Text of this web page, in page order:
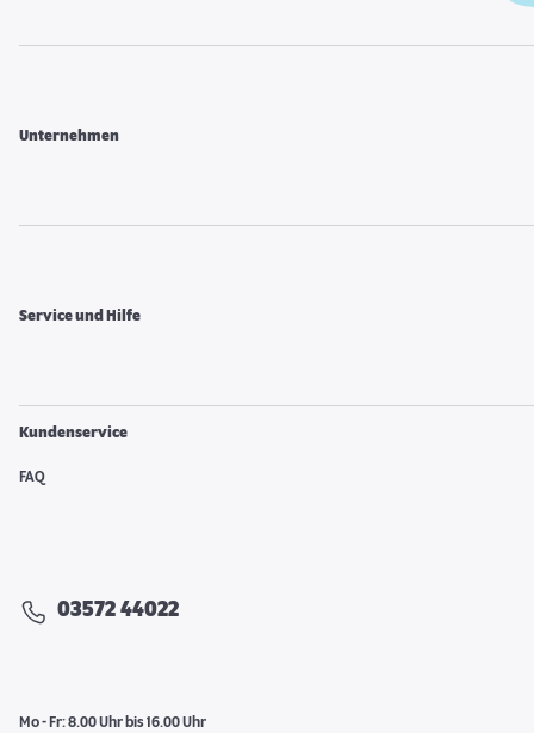
Unternehmen
Service und Hilfe
Kundenservice
FAQ
03572 44022
Mo - Fr: 8.00 Uhr bis 16.00 Uhr